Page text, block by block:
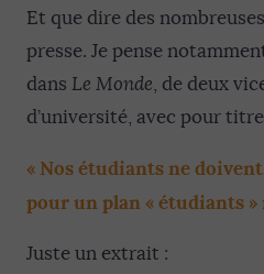
Et que dire des
presse. Je pense
dans Le Monde, de deux
d’université, avec pour
« Nos étudiants ne
pour un plan « étudiants »
Juste un extrait :